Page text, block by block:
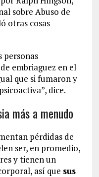
sobre Abuso de
otras cosas
personas
embriaguez en el
que si fumaron y
dice.
más a menudo
pérdidas de
ser, en promedio,
y tienen un
así que sus